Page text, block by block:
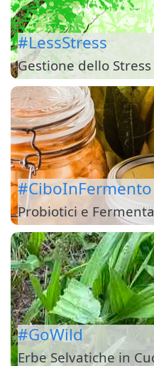
#LessStress
Gestione dello Stress
#CiboInFermento
Probiotici e
#GoWild
Erbe Selvatiche in